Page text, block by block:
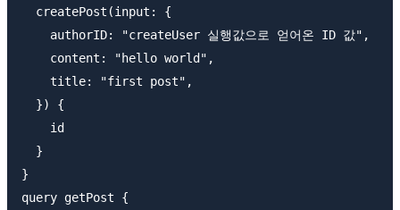
  createPost(input: {
    authorID: "createUser 실행값으로 얻어온 ID 값",
    content: "hello world",
    title: "first post",
  }) {
    id
  }
}
query getPost {